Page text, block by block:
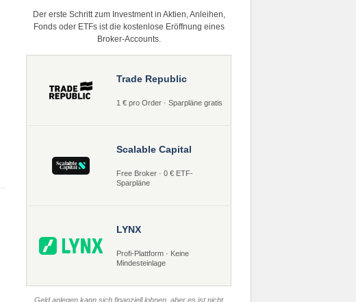
Der erste Schritt zum Investment in Aktien, Anleihen,
Fonds oder ETFs ist die kostenlose Eröffnung eines
Broker-Accounts.
Trade Republic
1 € pro Order · Sparpläne gratis
Scalable Capital
Free Broker · 0 € ETF-
Sparpläne
LYNX
Profi-Plattform · Keine
Mindesteinlage
Geld anlegen kann sich finanziell lohnen, aber es ist nicht